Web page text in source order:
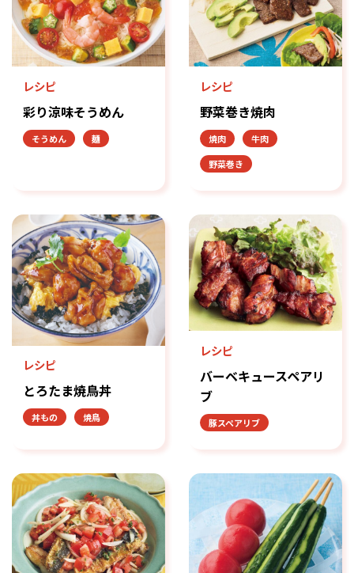
レシピ
彩り涼味そうめん
そうめん 麺
レシピ
野菜巻き焼肉
焼肉
牛肉
野菜巻き
レシピ
とろたま焼鳥丼
丼もの 焼鳥
レシピ
バーベキュースペアリ
ブ
豚スペアリブ